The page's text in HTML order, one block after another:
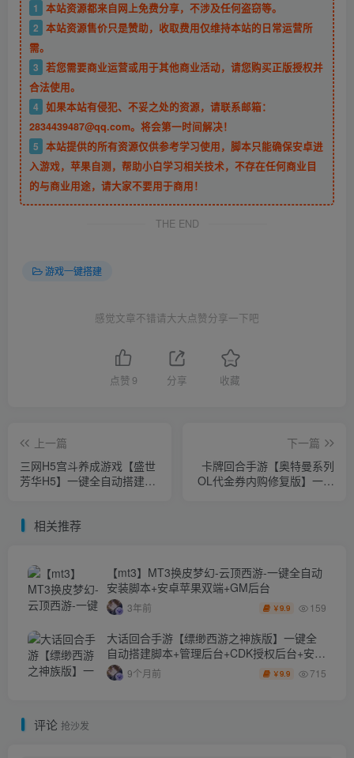
1
本站资源都来自网上免费分享，不涉及任何盗窃等。
2 本站资源售价只是赞助，收取费用仅维持本站的日常运营所
需。
3 若您需要商业运营或用于其他商业活动，请您购买正版授权并
合法使用。
4 如果本站有侵犯、不妥之处的资源，请联系邮箱：
2834439487@qq.com。将会第一时间解决！
5 本站提供的所有资源仅供参考学习使用，脚本只能确保安卓进
入游戏，苹果自测，帮助小白学习相关技术，不存在任何商业目
的与商业用途，请大家不要用于商用！
THE END
游戏一键搭建
感觉文章不错请大大点赞分享一下吧
点赞 9 分享 收藏
上一篇
三网H5宫斗养成游戏【盛世
芳华H5】一键全自动搭建脚
下一篇
卡牌回合手游【奥特曼系列
OL代金券内购修复版】一键
相关推荐
【mt3】MT3换皮梦幻-云顶西游-一键全自动
安装脚本+安卓苹果双端+GM后台
3年前 ￥9.9 159
大话回合手游【缥缈西游之神族版】一键全
自动搭建脚本+管理后台+CDK授权后台+安卓
苹果双端
9个月前 ￥9.9 715
评论 抢沙发